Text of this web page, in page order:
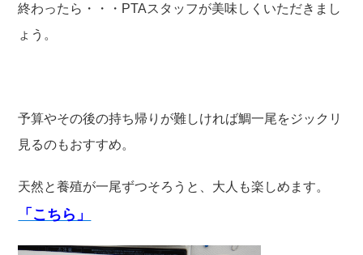
終わったら・・・PTAスタッフが美味しくいただきまし
ょう。
予算やその後の持ち帰りが難しければ鯛一尾をジックリ
見るのもおすすめ。
天然と養殖が一尾ずつそろうと、大人も楽しめます。
「こちら」